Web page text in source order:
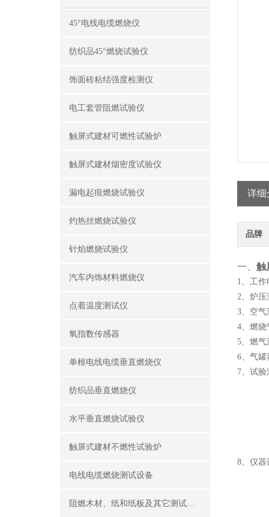
45°电线电缆燃烧仪
纺织品45°燃烧试验仪
饰面砖粘结强度检测仪
电工套管阻燃试验仪
触屏式建材可燃性试验炉
触屏式建材烟密度试验仪
漏电起痕燃烧试验仪
灼热丝燃烧试验仪
针焰燃烧试验仪
汽车内饰材料燃烧仪
点着温度测试仪
氧指数传感器
单根电线电缆垂直燃烧仪
纺织品垂直燃烧仪
水平垂直燃烧试验仪
触屏式建材不燃性试验炉
电线电缆燃烧测试设备
阻燃木材、纸和纸板及其它测试设备
详细
品牌
一、 触
1、工
2、炉
3、空气
4、燃烧
5、燃气
6、气罐
7、试
8、仪器